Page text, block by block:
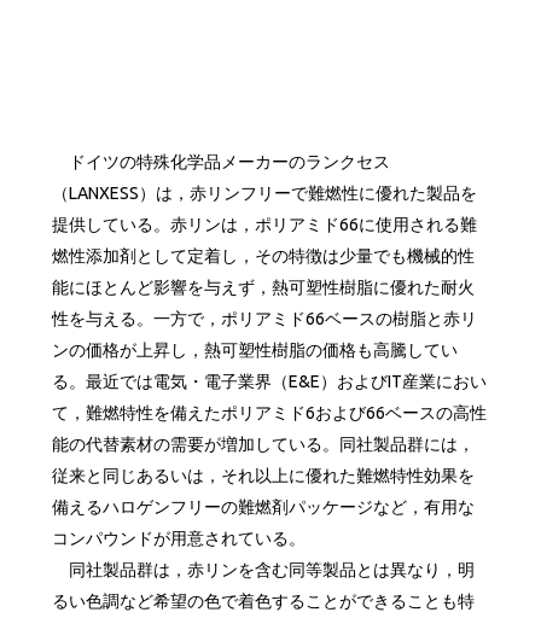
ドイツの特殊化学品メーカーのランクセス
（LANXESS）は，赤リンフリーで難燃性に優れた製品を
提供している。赤リンは，ポリアミド66に使用される難
燃性添加剤として定着し，その特徴は少量でも機械的性
能にほとんど影響を与えず，熱可塑性樹脂に優れた耐火
性を与える。一方で，ポリアミド66ベースの樹脂と赤リ
ンの価格が上昇し，熱可塑性樹脂の価格も高騰してい
る。最近では電気・電子業界（E&E）およびIT産業におい
て，難燃特性を備えたポリアミド6および66ベースの高性
能の代替素材の需要が増加している。同社製品群には，
従来と同じあるいは，それ以上に優れた難燃特性効果を
備えるハロゲンフリーの難燃剤パッケージなど，有用な
コンパウンドが用意されている。
同社製品群は，赤リンを含む同等製品とは異なり，明
るい色調など希望の色で着色することができることも特